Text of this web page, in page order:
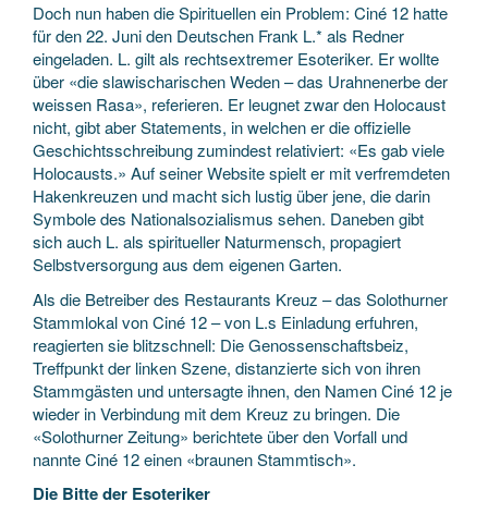
Doch nun haben die Spirituellen ein Problem: Ciné 12 hatte
für den 22. Juni den Deutschen Frank L.* als Redner
eingeladen. L. gilt als rechtsextremer Esoteriker. Er wollte
über «die slawischarischen Weden – das Urahnenerbe der
weissen Rasa», referieren. Er leugnet zwar den Holocaust
nicht, gibt aber Statements, in welchen er die offizielle
Geschichtsschreibung zumindest relativiert: «Es gab viele
Holocausts.» Auf seiner Website spielt er mit verfremdeten
Hakenkreuzen und macht sich lustig über jene, die darin
Symbole des Nationalsozialismus sehen. Daneben gibt
sich auch L. als spiritueller Naturmensch, propagiert
Selbstversorgung aus dem eigenen Garten.
Als die Betreiber des Restaurants Kreuz – das Solothurner
Stammlokal von Ciné 12 – von L.s Einladung erfuhren,
reagierten sie blitzschnell: Die Genossenschaftsbeiz,
Treffpunkt der linken Szene, distanzierte sich von ihren
Stammgästen und untersagte ihnen, den Namen Ciné 12 je
wieder in Verbindung mit dem Kreuz zu bringen. Die
«Solothurner Zeitung» berichtete über den Vorfall und
nannte Ciné 12 einen «braunen Stammtisch».
Die Bitte der Esoteriker